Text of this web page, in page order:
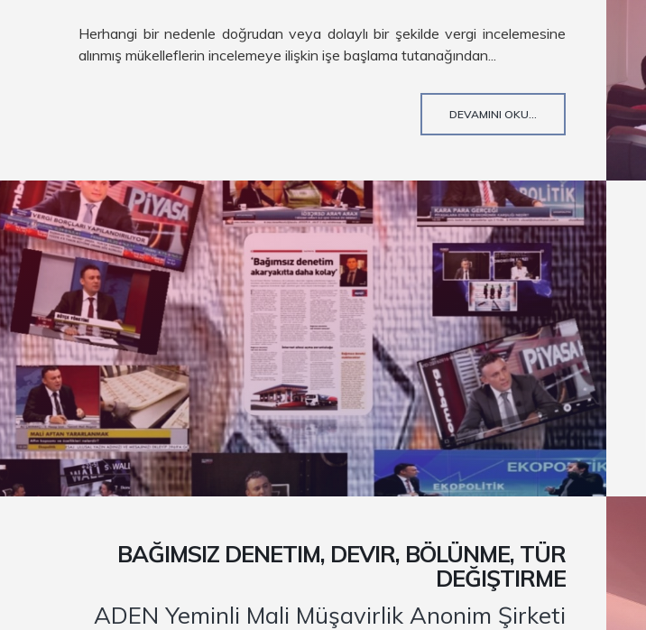
Herhangi bir nedenle doğrudan veya dolaylı bir şekilde vergi incelemesine
alınmış mükelleflerin incelemeye ilişkin işe başlama tutanağından...
DEVAMINI OKU...
BAĞIMSIZ DENETIM, DEVIR, BÖLÜNME, TÜR
DEĞIŞTIRME
ADEN Yeminli Mali Müşavirlik Anonim Şirketi